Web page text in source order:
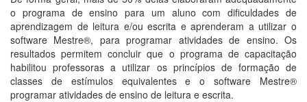
o programa de ensino para um aluno com dificuldades de
aprendizagem de leitura e/ou escrita e aprenderam a utilizar o
software Mestre®, para programar atividades de ensino. Os
resultados permitem concluir que o programa de capacitação
habilitou professoras a utilizar os princípios de formação de
classes de estímulos equivalentes e o software Mestre®
programar atividades de ensino de leitura e escrita.